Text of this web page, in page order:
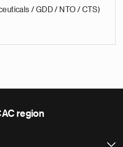
/ GDD / NTO / CTS)
region